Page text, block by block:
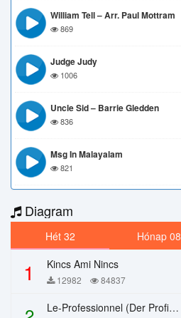
William Tell – Arr. Paul Mottram
869
Judge Judy
1006
Uncle Sid – Barrie Gledden
836
Msg In Malayalam
821
Diagram
Hét 32 Hónap 08
1 Kincs Ami Nincs
12982 84837
Le-Professionnel (Der Profi) – Chi Mai